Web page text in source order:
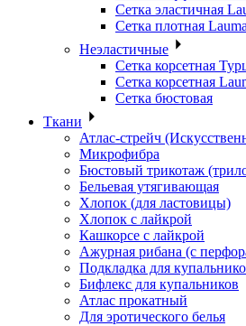
Сетка эластичная
Сетка плотная
Неэластичные
Сетка корсетная
Сетка корсетная
Сетка бюстовая
Ткани
Атлас-стрейч
Микрофибра
Бюстовый трикотаж
Бельевая утягивающая
Хлопок (для ластовицы)
Хлопок с лайкрой
Кашкорсе с лайкрой
Ажурная рибана (с
Подкладка для
Бифлекс для купальников
Атлас прокатный
Для эротического белья